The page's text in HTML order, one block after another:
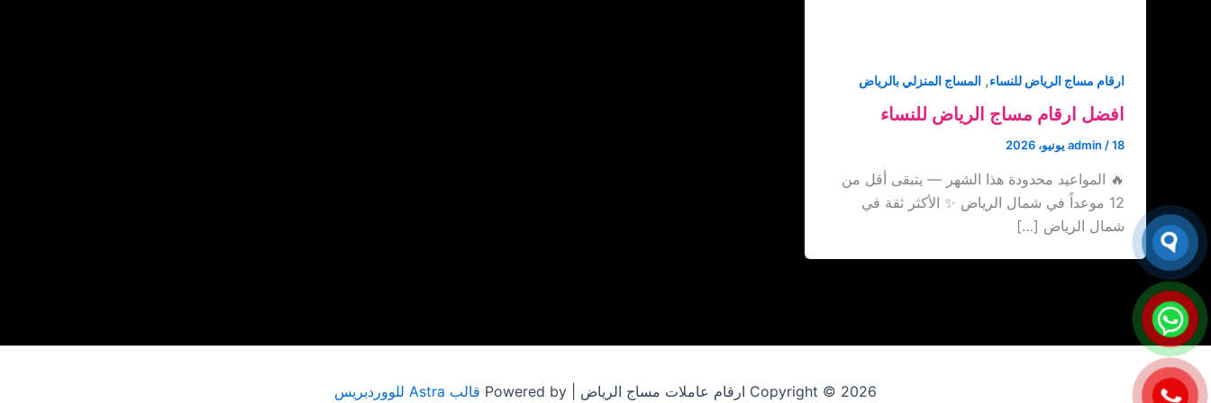
ارقام مساج الرياض للنساء, المساج المنزلي بالرياض
افضل ارقام مساج الرياض للنساء
admin /18 يونيو، 2026
🔥 المواعيد محدودة هذا الشهر — يتبقى أقل من
12 موعداً في شمال الرياض ✨ الأكثر ثقة في
شمال الرياض […]
Copyright © 2026 ارقام عاملات مساج الرياض | Powered by قالب Astra للووردبريس